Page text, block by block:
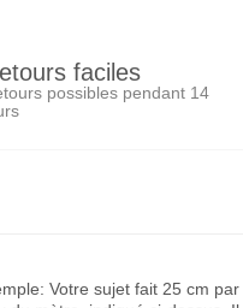
faciles
possibles pendant 14
Votre sujet fait 25 cm